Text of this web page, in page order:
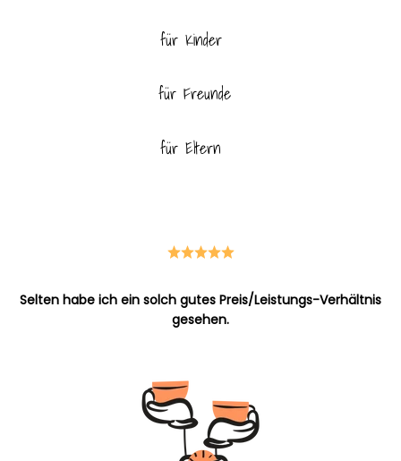
für Kinder
für Freunde
für Eltern
Selten habe ich ein solch gutes Preis/Leistungs-Verhältnis
gesehen.